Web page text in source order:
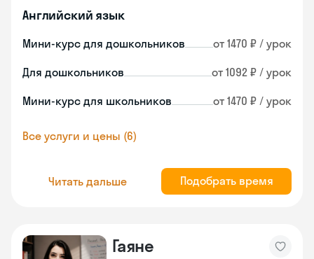
Английский язык
Мини-курс для дошкольников от 1470 ₽ / урок
Для дошкольников от 1092 ₽ / урок
Мини-курс для школьников от 1470 ₽ / урок
Все услуги и цены (6)
Читать дальше Подобрать время
Гаяне